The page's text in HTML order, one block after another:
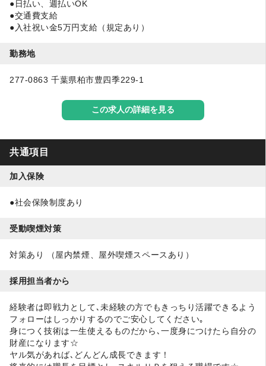
●日払い、週払いOK
●交通費支給
●入社祝い金5万円支給（規定あり）
勤務地
277-0863 千葉県柏市豊四季229-1
この求人の詳細を見る
共通項目
加入保険
●社会保険制度あり
受動喫煙対策
対策あり （屋内禁煙、屋外喫煙スペースあり）
採用担当者から
経験者は即戦力として､未経験の方でもきっちり活躍できるよう
フォローはしっかりするのでご安心してください｡
身につく技術は一生使えるものだから､一度身につけたら自分の
財産になります☆
ヤル気があれば､どんどん成長できます！